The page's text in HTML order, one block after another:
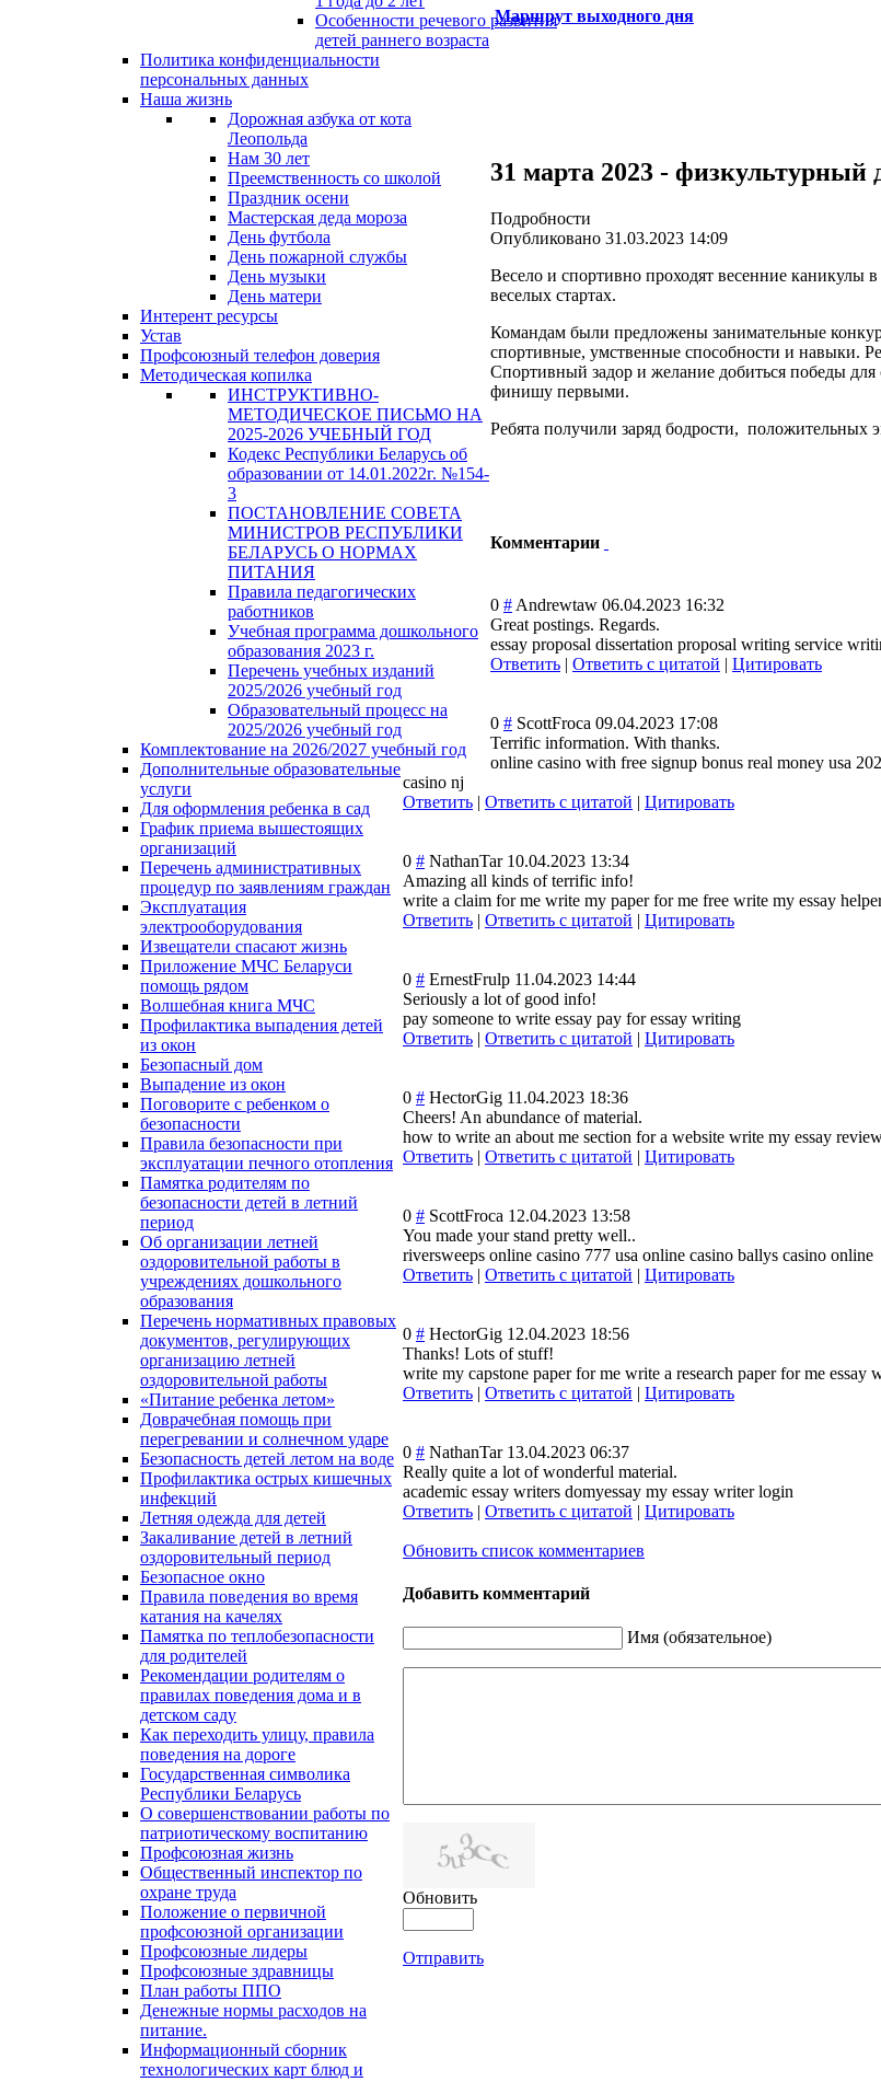
Особенности речевого развития
детей раннего возраста
Политика конфиденциальности
персональных данных
Наша жизнь
Дорожная азбука от кота
Леопольда
Нам 30 лет
Преемственность со школой
Праздник осени
Мастерская деда мороза
День футбола
День пожарной службы
День музыки
День матери
Интерент ресурсы
Устав
Профсоюзный телефон доверия
Методическая копилка
ИНСТРУКТИВНО-
МЕТОДИЧЕСКОЕ ПИСЬМО НА
2025-2026 УЧЕБНЫЙ ГОД
Кодекс Республики Беларусь об
образовании от 14.01.2022г. №154-
3
ПОСТАНОВЛЕНИЕ СОВЕТА
МИНИСТРОВ РЕСПУБЛИКИ
БЕЛАРУСЬ О НОРМАХ
ПИТАНИЯ
Правила педагогических
работников
Учебная программа дошкольного
образования 2023 г.
Перечень учебных изданий
2025/2026 учебный год
Образовательный процесс на
2025/2026 учебный год
Комплектование на 2026/2027 учебный год
Дополнительные образовательные
услуги
Для оформления ребенка в сад
График приема вышестоящих
организаций
Перечень административных
процедур по заявлениям граждан
Эксплуатация
электрооборудования
Извещатели спасают жизнь
Приложение МЧС Беларуси
помощь рядом
Волшебная книга МЧС
Профилактика выпадения детей
из окон
Безопасный дом
Выпадение из окон
Поговорите с ребенком о
безопасности
Правила безопасности при
эксплуатации печного отопления
Памятка родителям по
безопасности детей в летний
период
Об организации летней
оздоровительной работы в
учреждениях дошкольного
образования
Перечень нормативных правовых
документов, регулирующих
организацию летней
оздоровительной работы
«Питание ребенка летом»
Доврачебная помощь при
перегревании и солнечном ударе
Безопасность детей летом на воде
Профилактика острых кишечных
инфекций
Летняя одежда для детей
Закаливание детей в летний
оздоровительный период
Безопасное окно
Правила поведения во время
катания на качелях
Памятка по теплобезопасности
для родителей
Рекомендации родителям о
правилах поведения дома и в
детском саду
Как переходить улицу, правила
поведения на дороге
Государственная символика
Республики Беларусь
О совершенствовании работы по
патриотическому воспитанию
Профсоюзная жизнь
Общественный инспектор по
охране труда
Положение о первичной
профсоюзной организации
Профсоюзные лидеры
Профсоюзные здравницы
План работы ППО
Денежные нормы расходов на
питание.
Информационный сборник
технологических карт блюд и
Маршрут выходного дня
31 марта 2023 - физкультурный
Подробности
Опубликовано 31.03.2023 14:09
Весело и спортивно проходят весенние каникулы
веселых стартах.
Командам были предложены занимательные
спортивные, умственные способности и навыки.
Спортивный задор и желание добиться победы для
финишу первыми.
Ребята получили заряд бодрости, положительных
Комментарии
0 # Andrewtaw 06.04.2023 16:32
Great postings. Regards.
essay proposal dissertation proposal writing service
Ответить | Ответить с цитатой | Цитировать
0 # ScottFroca 09.04.2023 17:08
Terrific information. With thanks.
online casino with free signup bonus real money usa
casino nj
Ответить | Ответить с цитатой | Цитировать
0 # NathanTar 10.04.2023 13:34
Amazing all kinds of terrific info!
write a claim for me write my paper for me free write my essay
Ответить | Ответить с цитатой | Цитировать
0 # ErnestFrulp 11.04.2023 14:44
Seriously a lot of good info!
pay someone to write essay pay for essay writing
Ответить | Ответить с цитатой | Цитировать
0 # HectorGig 11.04.2023 18:36
Cheers! An abundance of material.
how to write an about me section for a website write my essay
Ответить | Ответить с цитатой | Цитировать
0 # ScottFroca 12.04.2023 13:58
You made your stand pretty well..
riversweeps online casino 777 usa online casino ballys casino online
Ответить | Ответить с цитатой | Цитировать
0 # HectorGig 12.04.2023 18:56
Thanks! Lots of stuff!
write my capstone paper for me write a research paper for me essay
Ответить | Ответить с цитатой | Цитировать
0 # NathanTar 13.04.2023 06:37
Really quite a lot of wonderful material.
academic essay writers domyessay my essay writer login
Ответить | Ответить с цитатой | Цитировать
Обновить список комментариев
Добавить комментарий
Имя (обязательное)
Обновить
Отправить